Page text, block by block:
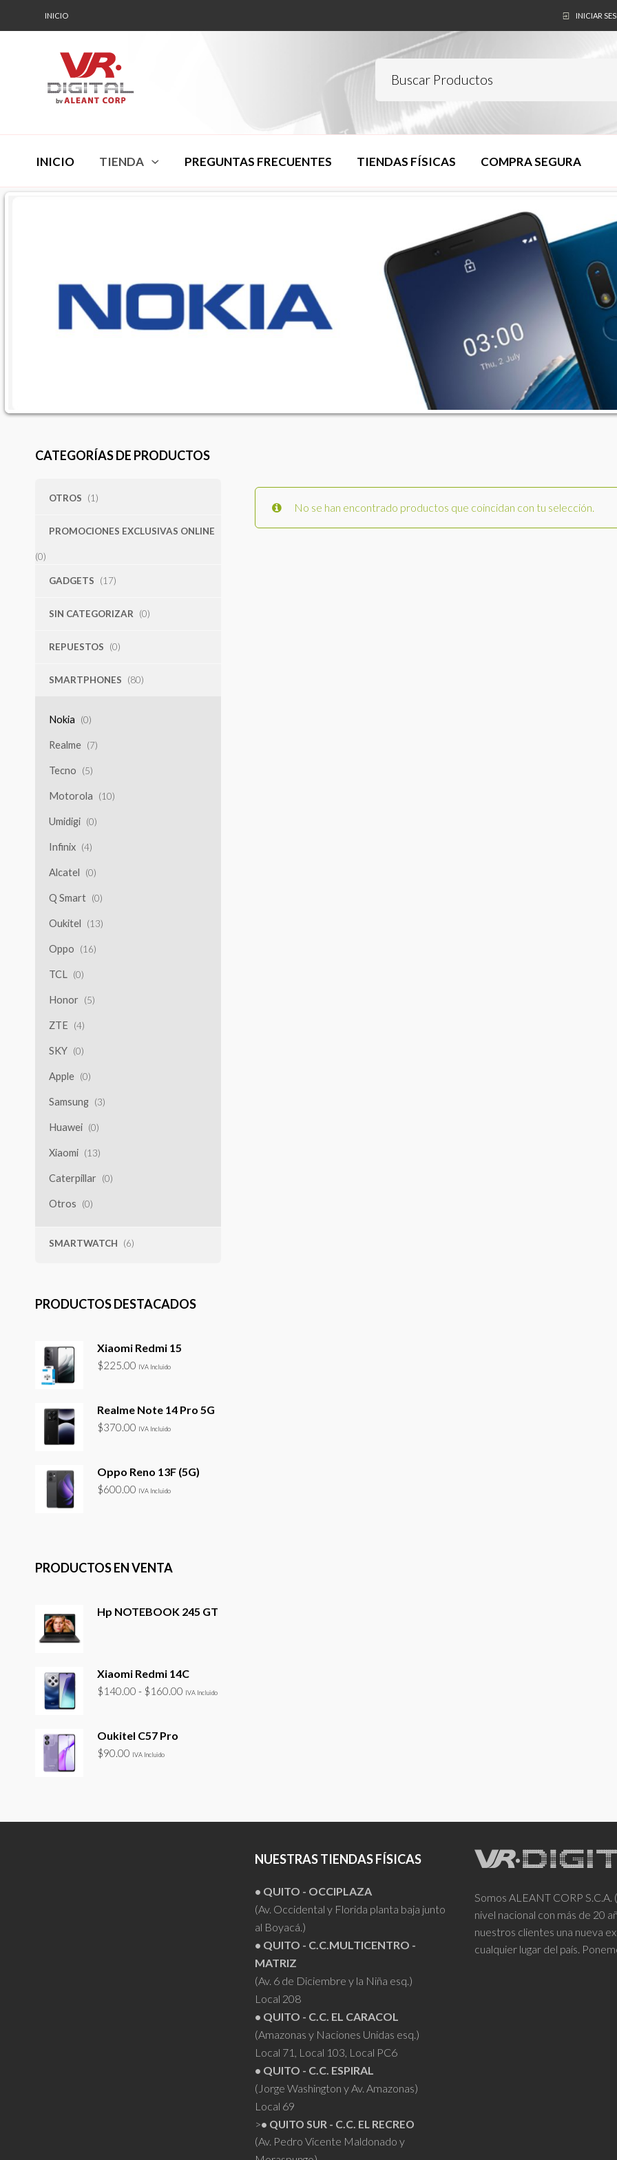
INICIO INICIAR
INICIO TIENDA PREGUNTAS FRECUENTES TIENDAS FÍSICAS COMPRA SEGURA
CATEGORÍAS DE PRODUCTOS
OTROS (1)
PROMOCIONES EXCLUSIVAS ONLINE
(0)
GADGETS (17)
SIN CATEGORIZAR (0)
REPUESTOS (0)
SMARTPHONES (80)
Nokia (0)
Realme (7)
Tecno (5)
Motorola (10)
Umidigi (0)
Infinix (4)
Alcatel (0)
Q Smart (0)
Oukitel (13)
Oppo (16)
TCL (0)
Honor (5)
ZTE (4)
SKY (0)
Apple (0)
Samsung (3)
Huawei (0)
Xiaomi (13)
Caterpillar (0)
Otros (0)
SMARTWATCH (6)
PRODUCTOS DESTACADOS
Xiaomi Redmi 15
$225.00 IVA Incluido
Realme Note 14 Pro 5G
$370.00 IVA Incluido
Oppo Reno 13F (5G)
$600.00 IVA Incluido
PRODUCTOS EN VENTA
Hp NOTEBOOK 245 GT
Xiaomi Redmi 14C
$140.00 - $160.00Rango
IVA Incluido
Oukitel C57 Pro
$90.00 IVA Incluido
No se han encontrado productos que coincidan con tu selección.
NUESTRAS TIENDAS FÍSICAS
• QUITO - OCCIPLAZA
(Av. Occidental y Florida planta baja junto
al Boyacá.)
• QUITO - C.C.MULTICENTRO -
MATRIZ
(Av. 6 de Diciembre y la Niña esq.)
Local 208
• QUITO - C.C. EL CARACOL
(Amazonas y Naciones Unidas esq.)
Local 71, Local 103, Local PC6
• QUITO - C.C. ESPIRAL
(Jorge Washington y Av. Amazonas)
Local 69
>• QUITO SUR - C.C. EL RECREO
(Av. Pedro Vicente Maldonado y
Somos ALEANT CORP
nivel nacional con más de 20
nuestros clientes una nueva
cualquier lugar del país.